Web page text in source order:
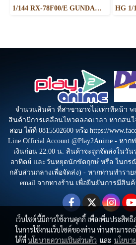
1/144 RX-78F00/E GUNDAM (EX-001 G.L.R.S.S. Feather UNIT) CHEMICAL RECYCLE Ver.
จำนวนสินค้า ที่สาขาอาจไม่เท่าทีหน้า
สินค้ามีการเคลือนไหวตลอดเวลา หากสน
สอบ ได้ที่ 0815502600 หรือ https://
Line Official Account @Play2Anime - หา
เงินก่อน 22.00 น. สินค้าจะถูกจัดส่งในวั
อาทิตย์ และวันหยุดนักขัตฤกษ์ หรือ ในกร
กลับส่วนกลางเพื่อจัดส่ง) - หากท่านทำรา
email จากทางร้าน เพื่อยืนยันการมีสิน
เว็บไซต์นี้มีการใช้งานคุกกี้ เพื่อเพิ่มประสิ
ในการใช้งานเว็บไซต์ของท่าน ท่านสามารถ
ได้ที่นโยบายความเป็นส่วนตัว และ นโยบา